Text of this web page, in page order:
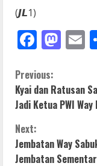
(𝙅𝙇1)
C
o
n
t
Previous:
Kyai dan Ratusan
Jadi Ketua PWI
Next:
Jembatan Way
Jembatan